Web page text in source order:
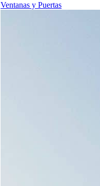
Ventanas y Puertas